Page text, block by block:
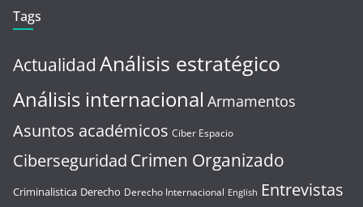
Tags
Actualidad Análisis estratégico
Análisis internacional Armamentos
Asuntos académicos Ciber Espacio
Ciberseguridad Crimen Organizado
Criminalistica Derecho Derecho Internacional English Entrevistas